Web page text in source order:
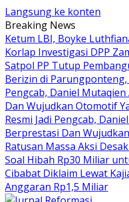
Langsung ke konten
Breaking News
Ketum LBI, Boyke
Korlap Investigasi DPP
Satpol PP Tutup
Berizin di Parungponteng,
Pengcab, Daniel
Dan Wujudkan Otomotif
Resmi Jadi Pengcab,
Berprestasi Dan
Ratusan Massa Aksi
Soal Hibah Rp30 Miliar
Cibabat Diklaim Lewat
Anggaran Rp1,5 Miliar